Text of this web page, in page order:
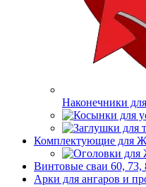
Наконечники
Комплектующие для
Винтовые сваи 60,
Арки для ангаров и